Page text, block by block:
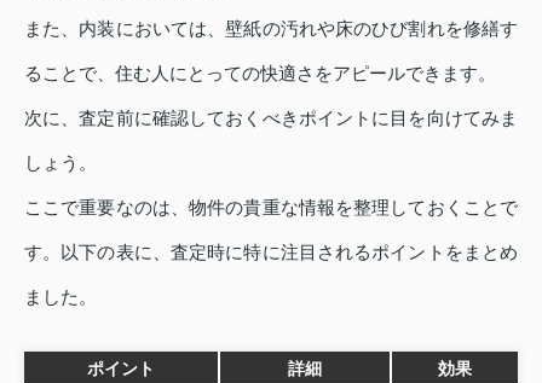
また、内装においては、壁紙の汚れや床のひび割れを修繕す
ることで、住む人にとっての快適さをアピールできます。
次に、査定前に確認しておくべきポイントに目を向けてみま
しょう。
ここで重要なのは、物件の貴重な情報を整理しておくことで
す。以下の表に、査定時に特に注目されるポイントをまとめ
ました。
ポイント 詳細 効果